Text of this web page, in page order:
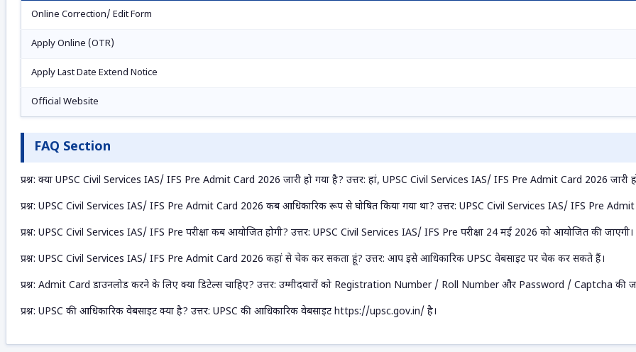
Online Correction/ Edit Form
Apply Online (OTR)
Apply Last Date Extend Notice
Official Website
FAQ Section
प्रश्न: क्या UPSC Civil Services IAS/ IFS Pre Admit Card 2026 जारी हो गया है? उत्तर: हां, UPSC Civil Services IAS/ IFS Pre Admit Card 2026 जारी
प्रश्न: UPSC Civil Services IAS/ IFS Pre Admit Card 2026 कब आधिकारिक रूप से घोषित किया गया था? उत्तर: UPSC Civil Services IAS/ IFS Pre
प्रश्न: UPSC Civil Services IAS/ IFS Pre परीक्षा कब आयोजित होगी? उत्तर: UPSC Civil Services IAS/ IFS Pre परीक्षा 24 मई 2026 को आयोजित की जाएगी।
प्रश्न: UPSC Civil Services IAS/ IFS Pre Admit Card 2026 कहां से चेक कर सकता हूं? उत्तर: आप इसे आधिकारिक UPSC वेबसाइट पर चेक कर सकते हैं।
प्रश्न: Admit Card डाउनलोड करने के लिए क्या डिटेल्स चाहिए? उत्तर: उम्मीदवारों को Registration Number / Roll Number और Password / Captcha की
प्रश्न: UPSC की आधिकारिक वेबसाइट क्या है? उत्तर: UPSC की आधिकारिक वेबसाइट https://upsc.gov.in/ है।